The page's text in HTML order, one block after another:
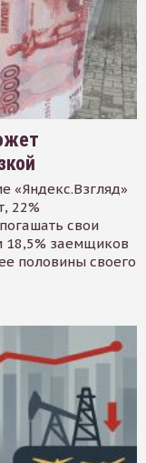
«Яндекс.Взгляд»
22%
свои
18,5% заемщиков
половины своего